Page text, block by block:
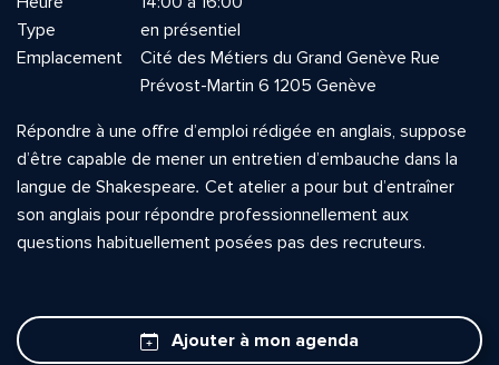
Type
en présentiel
Emplacement
Cité des Métiers du Grand Genève Rue
Prévost-Martin 6 1205 Genève
Répondre à une offre d’emploi rédigée en anglais, suppose
d’être capable de mener un entretien d’embauche dans la
langue de Shakespeare. Cet atelier a pour but d’entraîner
son anglais pour répondre professionnellement aux
questions habituellement posées pas des recruteurs.
Ajouter à mon agenda